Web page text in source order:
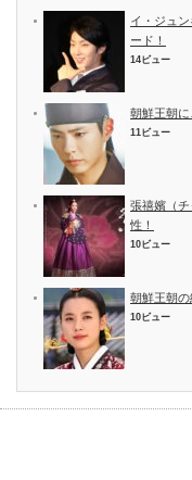
イ・ジュ
ード！
14ビュー
朝鮮王朝
11ビュー
張禧嬪（
性！
10ビュー
朝鮮王朝の
10ビュー